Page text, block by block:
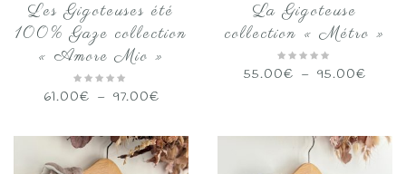
Les Gigoteuses été
100% Gaze collection
« Amore Mio »
61.00€ – 97.00€Plage
prix :
61.00€
La Gigoteuse
collection « Métro »
55.00€ – 95.00€
à